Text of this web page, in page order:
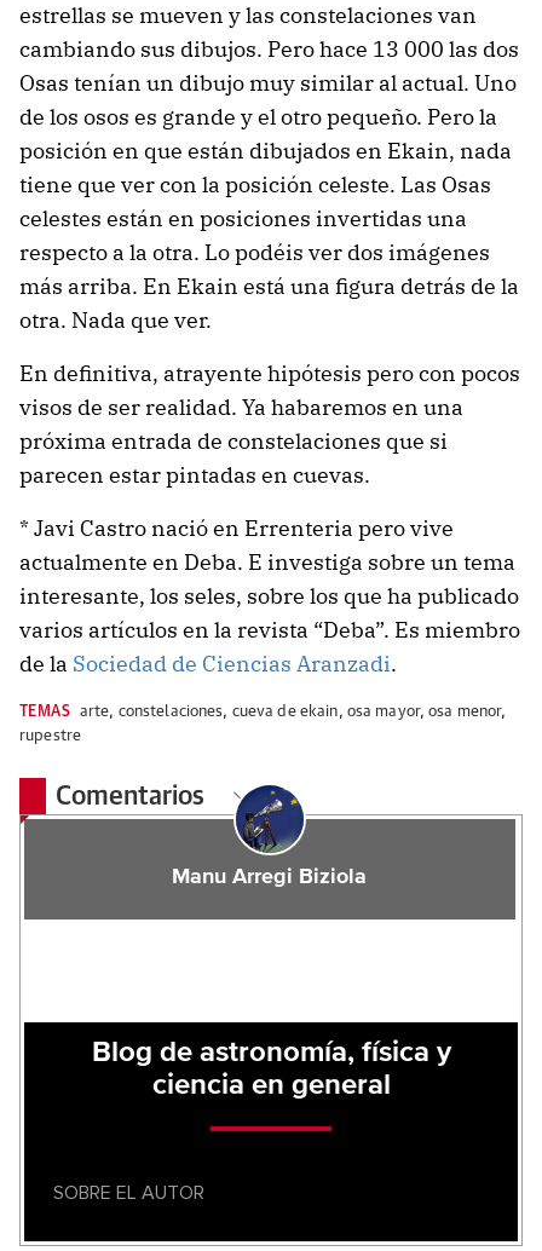
estrellas se mueven y las constelaciones van
cambiando sus dibujos. Pero hace 13 000 las dos
Osas tenían un dibujo muy similar al actual. Uno
de los osos es grande y el otro pequeño. Pero la
posición en que están dibujados en Ekain, nada
tiene que ver con la posición celeste. Las Osas
celestes están en posiciones invertidas una
respecto a la otra. Lo podéis ver dos imágenes
más arriba. En Ekain está una figura detrás de la
otra. Nada que ver.
En definitiva, atrayente hipótesis pero con pocos
visos de ser realidad. Ya habaremos en una
próxima entrada de constelaciones que si
parecen estar pintadas en cuevas.
* Javi Castro nació en Errenteria pero vive
actualmente en Deba. E investiga sobre un tema
interesante, los seles, sobre los que ha publicado
varios artículos en la revista “Deba”. Es miembro
de la Sociedad de Ciencias Aranzadi.
TEMAS arte, constelaciones, cueva de ekain, osa mayor,osa menor,
rupestre
Comentarios
Manu Arregi Biziola
Blog de astronomía, física y
ciencia en general
SOBRE EL AUTOR